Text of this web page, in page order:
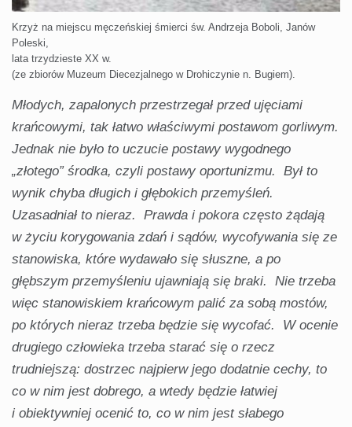
Krzyż na miejscu męczeńskiej śmierci św. Andrzeja Boboli, Janów
Poleski,
lata trzydzieste XX w.
(ze zbiorów Muzeum Diecezjalnego w Drohiczynie n. Bugiem).
Młodych, zapalonych przestrzegał przed ujęciami
krańcowymi, tak łatwo właściwymi postawom gorliwym.
Jednak nie było to uczucie postawy wygodnego
„złotego” środka, czyli postawy oportunizmu. Był to
wynik chyba długich i głębokich przemyśleń.
Uzasadniał to nieraz. Prawda i pokora często żądają
w życiu korygowania zdań i sądów, wycofywania się ze
stanowiska, które wydawało się słuszne, a po
głębszym przemyśleniu ujawniają się braki. Nie trzeba
więc stanowiskiem krańcowym palić za sobą mostów,
po których nieraz trzeba będzie się wycofać. W ocenie
drugiego człowieka trzeba starać się o rzecz
trudniejszą: dostrzec najpierw jego dodatnie cechy, to
co w nim jest dobrego, a wtedy będzie łatwiej
i obiektywniej ocenić to, co w nim jest słabego